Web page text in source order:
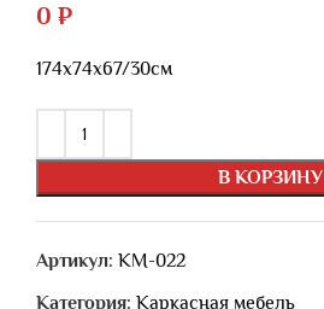
0 ₽
174х74х67/30см
В КОРЗИНУ
Артикул: КМ-022
Категория: Каркасная мебель